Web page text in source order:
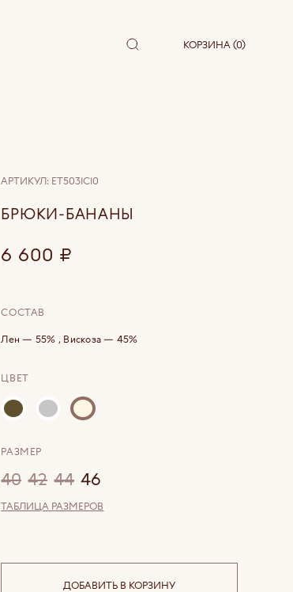
КОРЗИНА (0)
АРТИКУЛ: ET5031C10
БРЮКИ-БАНАНЫ
6 600 ₽
СОСТАВ
Лен — 55% , Вискоза — 45%
ЦВЕТ
РАЗМЕР
40 42 44 46
ТАБЛИЦА РАЗМЕРОВ
ДОБАВИТЬ В КОРЗИНУ